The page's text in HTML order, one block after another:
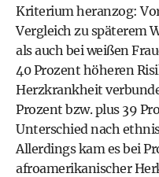
Kriterium heranzog:
Vergleich zu späterem
als auch bei weißen
40 Prozent höheren
Herzkrankheit
Prozent bzw. plus 39
Unterschied nach
Allerdings kam es bei
afroamerikanischer